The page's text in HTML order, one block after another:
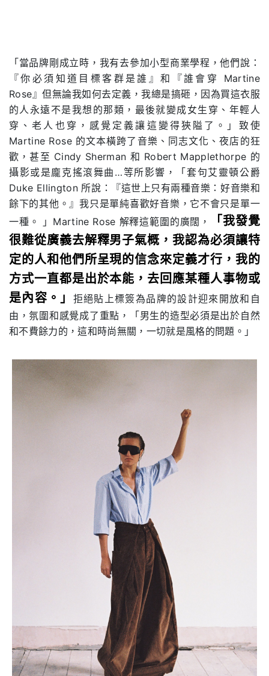
「當品牌剛成立時，我有去參加小型商業學程，他們說：
『你必須知道目標客群是誰』和『誰會穿 Martine
Rose』但無論我如何去定義，我總是搞砸，因為買這衣服
的人永遠不是我想的那類，最後就變成女生穿、年輕人
穿、老人也穿，感覺定義讓這變得狹隘了。」致使
Martine Rose 的文本橫跨了音樂、同志文化、夜店的狂
歡，甚至 Cindy Sherman 和 Robert Mapplethorpe 的
攝影或是龐克搖滾舞曲…等所影響，「套句艾靈頓公爵
Duke Ellington 所說：『這世上只有兩種音樂：好音樂和
餘下的其他。』我只是單純喜歡好音樂，它不會只是單一
一種。 」Martine Rose 解釋這範圍的廣闊，
「我發覺
很難從廣義去解釋男子氣概，我認為必須讓特
定的人和他們所呈現的信念來定義才行，我的
方式一直都是出於本能，去回應某種人事物或
是內容。」
拒絕貼上標簽為品牌的設計迎來開放和自
由，氛圍和感覺成了重點，「男生的造型必須是出於自然
和不費餘力的，這和時尚無關，一切就是風格的問題。」